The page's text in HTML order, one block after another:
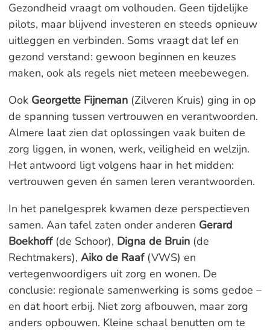
Gezondheid vraagt om volhouden. Geen tijdelijke
pilots, maar blijvend investeren en steeds opnieuw
uitleggen en verbinden. Soms vraagt dat lef en
gezond verstand: gewoon beginnen en keuzes
maken, ook als regels niet meteen meebewegen.
Ook Georgette Fijneman(Zilveren Kruis) ging in op
de spanning tussen vertrouwen en verantwoorden.
Almere laat zien dat oplossingen vaak buiten de
zorg liggen, in wonen, werk, veiligheid en welzijn.
Het antwoord ligt volgens haar in het midden:
vertrouwen geven én samen leren verantwoorden.
In het panelgesprek kwamen deze perspectieven
samen. Aan tafel zaten onder anderen Gerard
Boekhoff(de Schoor), Digna de Bruin(de
Rechtmakers), Aiko de Raaf(VWS) en
vertegenwoordigers uit zorg en wonen. De
conclusie: regionale samenwerking is soms gedoe –
en dat hoort erbij. Niet zorg afbouwen, maar zorg
anders opbouwen. Kleine schaal benutten om te